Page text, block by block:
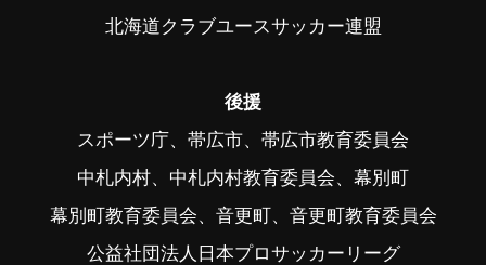
北海道クラブユースサッカー連盟
後援
スポーツ庁、帯広市、帯広市教育委員会
中札内村、中札内村教育委員会、幕別町
幕別町教育委員会、音更町、音更町教育委員会
公益社団法人日本プロサッカーリーグ